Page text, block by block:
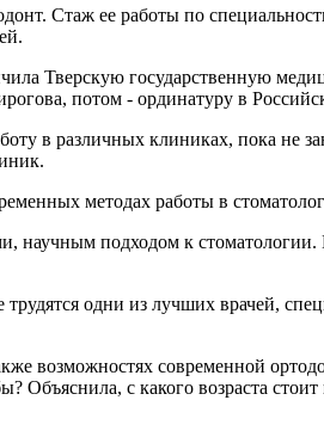
Стаж ее работы по
Тверскую государственную
потом - ординатуру в
в различных клиниках, пока не
методах работы в
научным подходом к
одни из лучших врачей,
возможностях современной
с какого возраста стоит